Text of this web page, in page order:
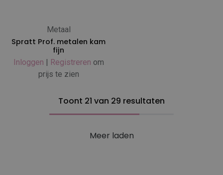
Metaal
Spratt Prof. metalen kam
fijn
Inloggen | Registreren om
prijs te zien
Toont 21 van 29 resultaten
Meer laden